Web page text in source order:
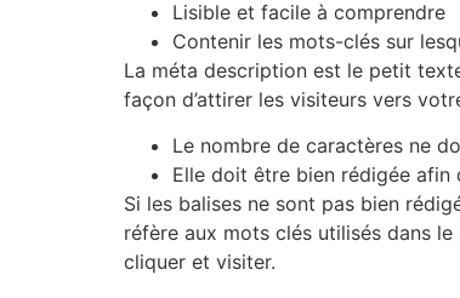
Lisible et facile à comprendre
Contenir les mots-clés sur
La méta description est le petit
façon d’attirer les visiteurs vers
Le nombre de caractères ne
Elle doit être bien rédigée afin
Si les balises ne sont pas bien
réfère aux mots clés utilisés dans
cliquer et visiter.